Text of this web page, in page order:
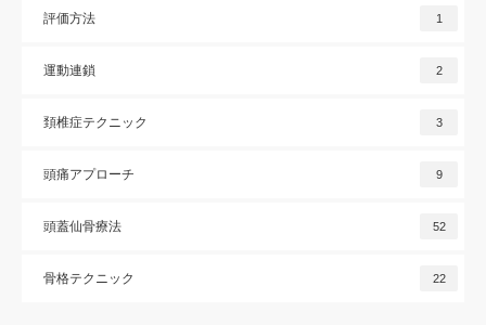
評価方法 1
運動連鎖 2
頚椎症テクニック 3
頭痛アプローチ 9
頭蓋仙骨療法 52
骨格テクニック 22